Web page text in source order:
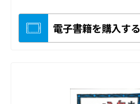
電子書籍を購入する